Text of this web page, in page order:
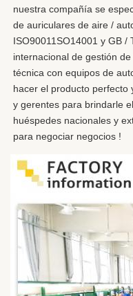
nuestra compañía se
de auriculares de aire /
ISO90011SO14001 y GB /
internacional de gestión
técnica con equipos de
hacer el producto perfecto
y gerentes para brindarle
huéspedes nacionales y
para negociar negocios !